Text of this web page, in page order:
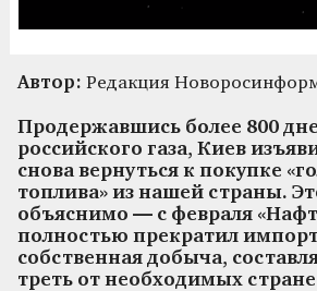
Автор: Редакция
Продержавшись более 800
российского газа, Киев
снова вернуться к покупке
топлива» из нашей страны.
объяснимо — с февраля
полностью прекратил
собственная добыча,
треть от необходимых